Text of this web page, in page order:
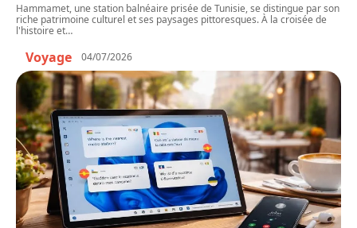
Hammamet, une station balnéaire prisée de Tunisie, se distingue par son
riche patrimoine culturel et ses paysages pittoresques. À la croisée de
l'histoire et…
Voyage 04/07/2026